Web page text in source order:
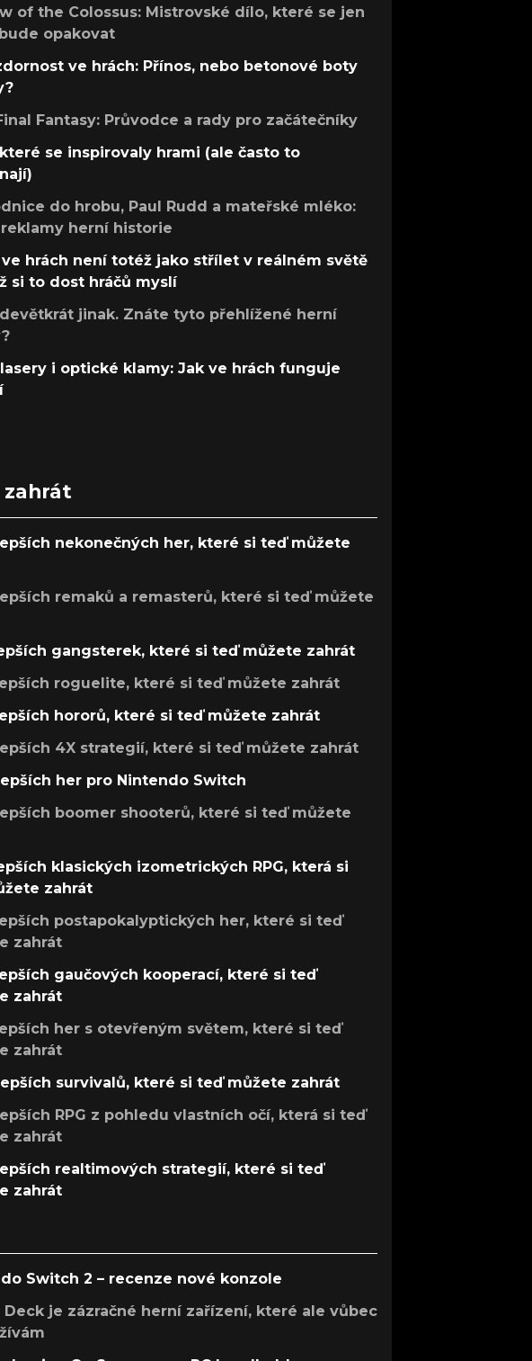
of the Colossus: Mistrovské dílo, které se jen
opakovat
ve hrách: Přínos, nebo betonové boty
Fantasy: Průvodce a rady pro začátečníky
se inspirovaly hrami (ale často to
do hrobu, Paul Rudd a mateřské mléko:
herní historie
hrách není totéž jako střílet v reálném světě
si to dost hráčů myslí
devětkrát jinak. Znáte tyto přehlížené herní
lasery i optické klamy: Jak ve hrách funguje
zahrát
nekonečných her, které si teď můžete
remaků a remasterů, které si teď můžete
gangsterek, které si teď můžete zahrát
roguelite, které si teď můžete zahrát
hororů, které si teď můžete zahrát
4X strategií, které si teď můžete zahrát
her pro Nintendo Switch
boomer shooterů, které si teď můžete
klasických izometrických RPG, která si
zahrát
postapokalyptických her, které si teď
zahrát
gaučových kooperací, které si teď
zahrát
her s otevřeným světem, které si teď
zahrát
survivalů, které si teď můžete zahrát
RPG z pohledu vlastních očí, která si teď
zahrát
realtimových strategií, které si teď
zahrát
Switch 2 – recenze nové konzole
Deck je zázračné herní zařízení, které ale vůbec